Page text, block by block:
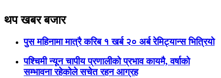
थप खबर बजार
पुस महिनामा मात्रै करिब १ खर्ब २० अर्ब रेमिट्यान्स भित्रियो
पश्चिमी न्यून चापीय प्रणालीको प्रभाव कायमै, वर्षाको
सम्भावना रहेकोले सचेत रहन आग्रह